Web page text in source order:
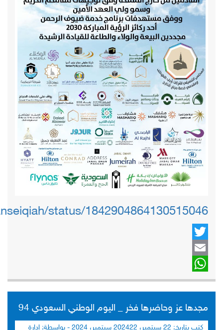
status/1842904864130515046
Twitter
Email
WhatsApp
مجدها عز وحاضرها فخر _ اليوم الوطني السعودي 94
كتب بتاريخ: 22 سبتمبر، 2024 22 سبتمبر، 2024 - بواسطة: إدارة